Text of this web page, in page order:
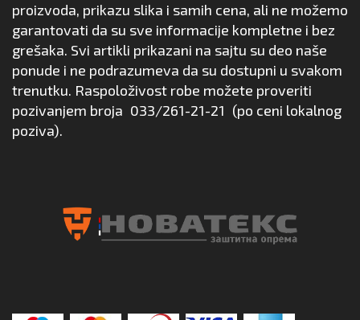
proizvoda, prikazu slika i samih cena, ali ne možemo
garantovati da su sve informacije kompletne i bez
grešaka. Svi artikli prikazani na sajtu su deo naše
ponude i ne podrazumeva da su dostupni u svakom
trenutku. Raspoloživost robe možete proveriti
pozivanjem broja 033/261-21-21 (po ceni lokalnog
poziva).